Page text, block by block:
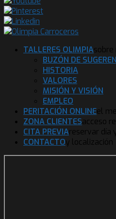
TALLERES OLIMPIAsobre
BUZÓN DE
HISTORIA
VALORES
MISIÓN Y VISIÓN
EMPLEO
PERITACIÓN ONLINEel
ZONA CLIENTESacceso
CITA PREVIAreservar día
CONTACTOy localización